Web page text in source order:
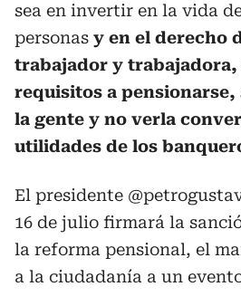
sea en invertir en la vida
personas y en el derecho
trabajador y trabajadora,
requisitos a pensionarse,
la gente y no verla
utilidades de los
El presidente
16 de julio firmará la
la reforma pensional, el
a la ciudadanía a un